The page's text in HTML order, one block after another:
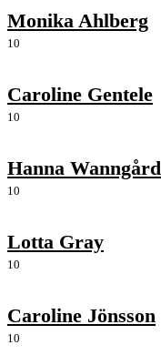
Monika Ahlberg
10
Caroline Gentele
10
Hanna Wanngård
10
Lotta Gray
10
Caroline Jönsson
10